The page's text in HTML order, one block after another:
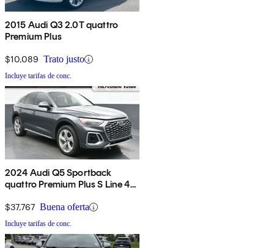
2015 Audi Q3 2.0T quattro
Premium Plus
$10,089 Trato justo
Incluye tarifas de conc.
2024 Audi Q5 Sportback
quattro Premium Plus S Line 45
$37,767 Buena oferta
Incluye tarifas de conc.